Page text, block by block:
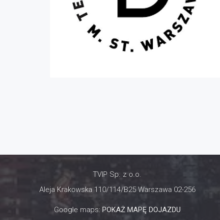
TVIP Sp. z o.o.
Aleja Krakowska 110/114/B25 Warszawa 02-256
Google maps: POKAŻ MAPĘ DOJAZDU